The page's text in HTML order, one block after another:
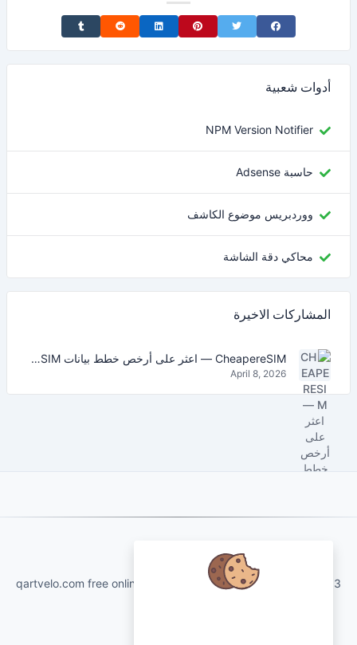
Share on Facebook
Share on Twitter
Share on Pinterest
Share on LinkedIn
Share on Reddit
Share on Tumblr
أدوات شعبية
NPM Version Notifier
حاسبة Adsense
ووردبريس موضوع الكاشف
محاكي دقة الشاشة
المشاركات الاخيرة
CheapereSIM — اعثر على أرخص خطط بيانات eSIM للسفر في 2026
April 8, 2026
qartvelo.com free online tools and services made by KAKHA13